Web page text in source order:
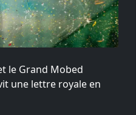
le Grand Mobed
une lettre royale en